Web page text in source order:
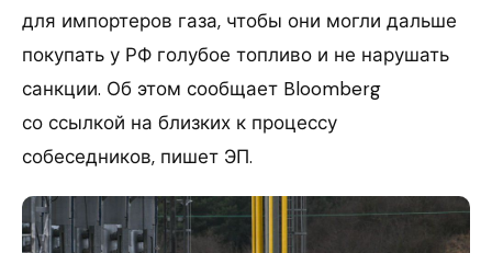
для импортеров газа, чтобы они могли дальше
покупать у РФ голубое топливо и не нарушать
санкции. Об этом сообщает Bloomberg
со ссылкой на близких к процессу
собеседников, пишет ЭП.